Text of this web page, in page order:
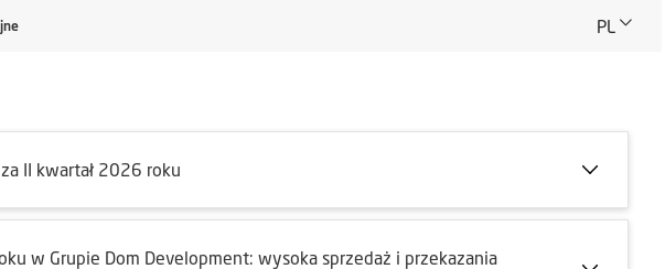
II kwartał 2026 roku
w Grupie Dom Development: wysoka sprzedaż i przekazania
PL